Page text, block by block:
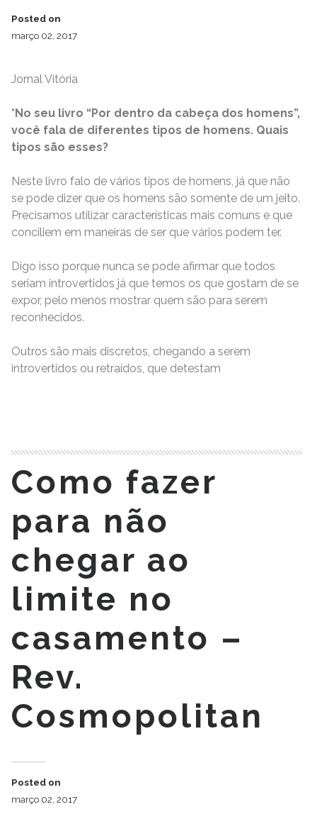
Posted on
março 02, 2017
Jornal Vitória
*No seu livro “Por dentro da cabeça dos homens”,
você fala de diferentes tipos de homens. Quais
tipos são esses?
Neste livro falo de vários tipos de homens, já que não
se pode dizer que os homens são somente de um jeito.
Precisamos utilizar características mais comuns e que
conciliem em maneiras de ser que vários podem ter.
Digo isso porque nunca se pode afirmar que todos
seriam introvertidos já que temos os que gostam de se
expor, pelo menos mostrar quem são para serem
reconhecidos.
Outros são mais discretos, chegando a serem
introvertidos ou retraídos, que detestam
Como fazer
para não
chegar ao
limite no
casamento –
Rev.
Cosmopolitan
Posted on
março 02, 2017